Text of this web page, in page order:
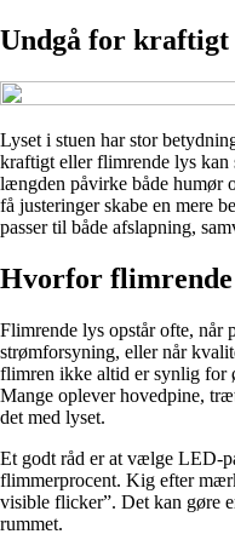
Undgå for kraftigt
Lyset i stuen har stor
kraftigt eller flimrende lys kan
længden påvirke både humør
få justeringer skabe en mere
passer til både afslapning,
Hvorfor
Flimrende lys opstår ofte, når
strømforsyning, eller når
flimren ikke altid er synlig for
Mange oplever hovedpine,
det med lyset.
Et godt råd er at vælge LED-
flimmerprocent. Kig efter
visible flicker”. Det kan gøre
rummet.